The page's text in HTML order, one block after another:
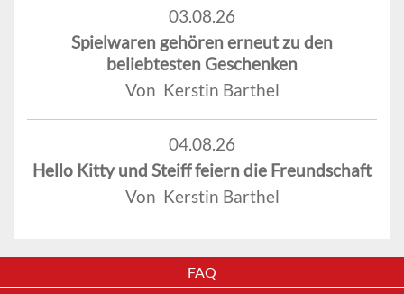
03.08.26
Spielwaren gehören erneut zu den
beliebtesten Geschenken
Von Kerstin Barthel
04.08.26
Hello Kitty und Steiff feiern die Freundschaft
Von Kerstin Barthel
FAQ